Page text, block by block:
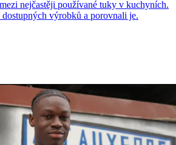
nejčastěji používané tuky v kuchyních.
dostupných výrobků a porovnali je.